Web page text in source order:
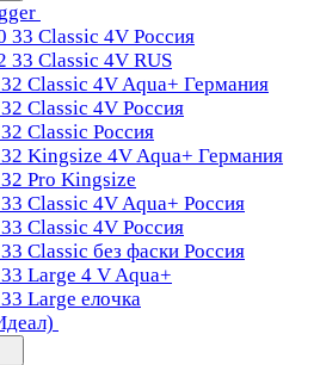
33 Classic 4V Россия
33 Classic 4V RUS
Classic 4V Aqua+ Германия
Classic 4V Россия
Classic Россия
Kingsize 4V Aqua+ Германия
Pro Kingsize
Classic 4V Aqua+ Россия
Classic 4V Россия
Classic без фаски Россия
Large 4 V Aqua+
Large елочка